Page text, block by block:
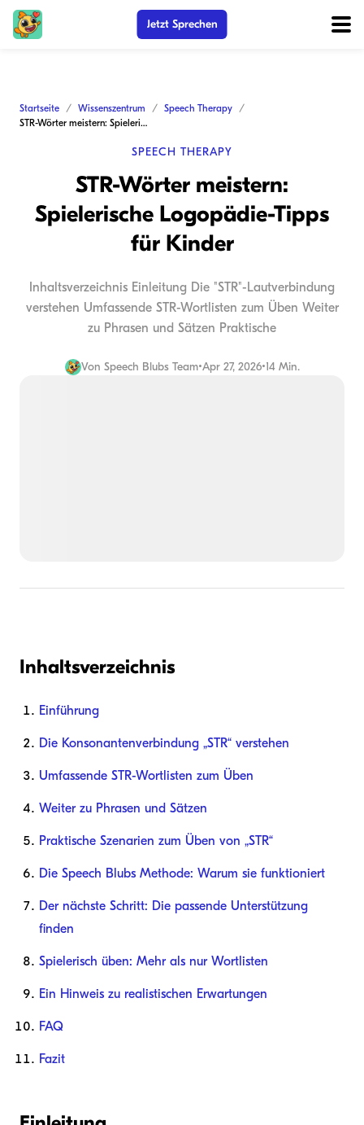
Jetzt Sprechen
Startseite Wissenszentrum
Speech Therapy
STR-Wörter meistern: Spielerische Logopädie-Tipps für Kinder
SPEECH THERAPY
STR-Wörter meistern:
Spielerische Logopädie-Tipps
für Kinder
Inhaltsverzeichnis Einleitung Die "STR"-Lautverbindung
verstehen Umfassende STR-Wortlisten zum Üben Weiter
zu Phrasen und Sätzen Praktische
Von Speech Blubs Team•Apr 27, 2026•14 Min.
Inhaltsverzeichnis
Einführung
Die Konsonantenverbindung „STR“ verstehen
Umfassende STR-Wortlisten zum Üben
Weiter zu Phrasen und Sätzen
Praktische Szenarien zum Üben von „STR“
Die Speech Blubs Methode: Warum sie funktioniert
Der nächste Schritt: Die passende Unterstützung
finden
Spielerisch üben: Mehr als nur Wortlisten
Ein Hinweis zu realistischen Erwartungen
FAQ
Fazit